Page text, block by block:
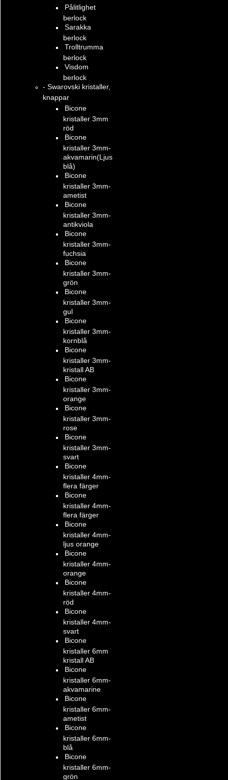
Pålitlighet
berlock
Sarakka
berlock
Trolltrumma
berlock
Visdom
berlock
- Swarovski kristaller,
knappar
Bicone
kristaller 3mm
röd
Bicone
kristaller 3mm-
akvamarin(Ljus
blå)
Bicone
kristaller 3mm-
ametist
Bicone
kristaller 3mm-
antikviola
Bicone
kristaller 3mm-
fuchsia
Bicone
kristaller 3mm-
grön
Bicone
kristaller 3mm-
gul
Bicone
kristaller 3mm-
kornblå
Bicone
kristaller 3mm-
kristall AB
Bicone
kristaller 3mm-
orange
Bicone
kristaller 3mm-
rose
Bicone
kristaller 3mm-
svart
Bicone
kristaller 4mm-
flera färger
Bicone
kristaller 4mm-
flera färger
Bicone
kristaller 4mm-
ljus orange
Bicone
kristaller 4mm-
orange
Bicone
kristaller 4mm-
röd
Bicone
kristaller 4mm-
svart
Bicone
kristaller 6mm
kristall AB
Bicone
kristaller 6mm-
akvamarine
Bicone
kristaller 6mm-
ametist
Bicone
kristaller 6mm-
blå
Bicone
kristaller 6mm-
grön